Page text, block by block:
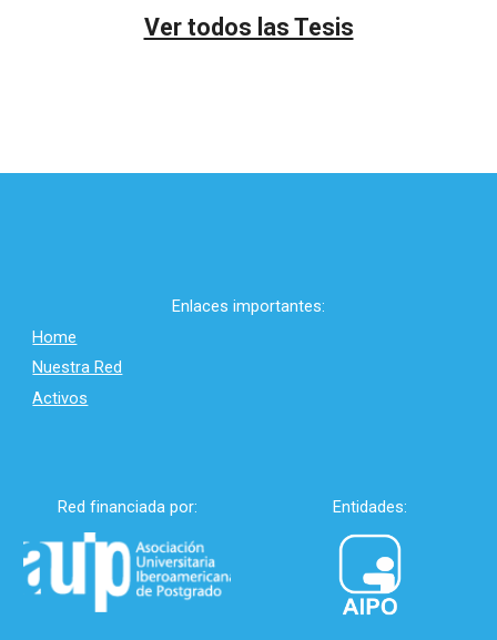
Ver todos las Tesis
Enlaces importantes:
Home
Nuestra Red
Activos
Red financiada por: Entidades: